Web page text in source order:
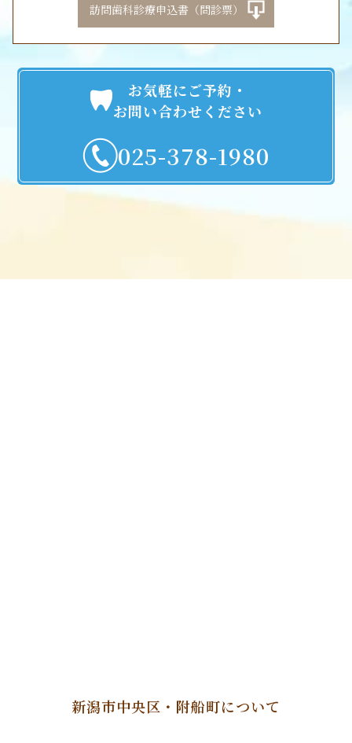
訪問歯科診療申込書（問診票）
お気軽にご予約・
お問い合わせください
025-378-1980
新潟市中央区・附船町について